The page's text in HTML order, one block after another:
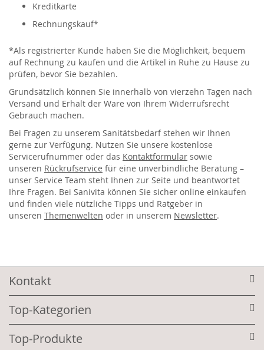
Kreditkarte
Rechnungskauf*
*Als registrierter Kunde haben Sie die Möglichkeit, bequem
auf Rechnung zu kaufen und die Artikel in Ruhe zu Hause zu
prüfen, bevor Sie bezahlen.
Grundsätzlich können Sie innerhalb von vierzehn Tagen nach
Versand und Erhalt der Ware von Ihrem Widerrufsrecht
Gebrauch machen.
Bei Fragen zu unserem Sanitätsbedarf stehen wir Ihnen
gerne zur Verfügung. Nutzen Sie unsere kostenlose
Servicerufnummer oder das Kontaktformular sowie
unseren Rückrufservice für eine unverbindliche Beratung –
unser Service Team steht Ihnen zur Seite und beantwortet
Ihre Fragen. Bei Sanivita können Sie sicher online einkaufen
und finden viele nützliche Tipps und Ratgeber in
unseren Themenwelten oder in unserem Newsletter.
Kontakt
Top-Kategorien
Top-Produkte